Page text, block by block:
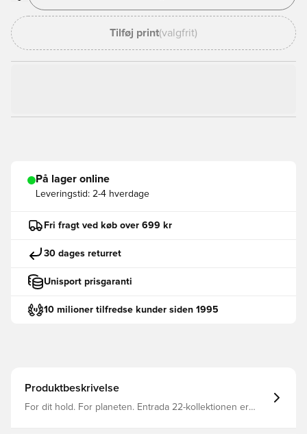
Tilføj print(valgfrit)
På lager online
Leveringstid: 2-4 hverdage
Fri fragt ved køb over 699 kr
30 dages returret
Unisport prisgaranti
10 milioner tilfredse kunder siden 1995
Produktbeskrivelse
For dit hold. For planeten. Entrada 22-kollektionen er